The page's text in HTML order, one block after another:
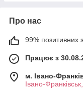
Про нас
99% позитивних з
Працює з
м. Івано-
Івано-